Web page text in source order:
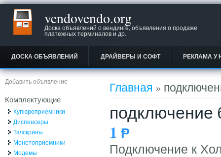
vendovendo.org
Доска объявлений о вендинге, объявления о продаже
платежных терминалов и др.
ДОСКА ОБЪЯВЛЕНИЙ ДРАЙВЕРЫ И СОФТ РЕКЛАМА У
Вы здесь
Главная »
подключение
1 Ᵽ
Подключение к
Добавить объявление
Комплектующие
Купюроприемники
Диспенсеры
Тачскрины
Монетоприемники
Модемы